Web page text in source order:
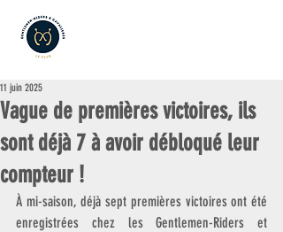
Vague de premières victoires, ils
sont déjà 7 à avoir débloqué leur
compteur !
11 juin 2025
À mi-saison, déjà sept premières victoires ont été
enregistrées chez les Gentlemen-Riders et